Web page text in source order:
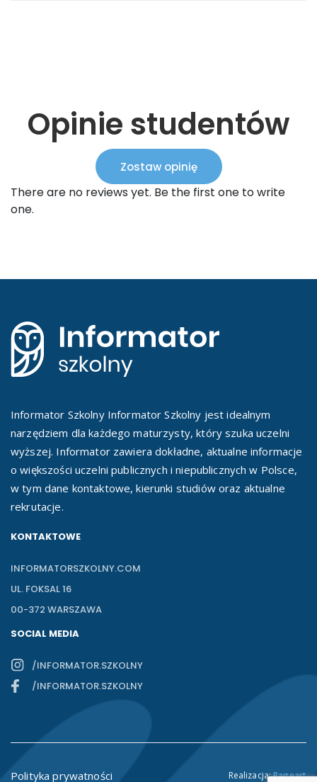
Opinie studentów
Zostaw opinię
There are no reviews yet. Be the first one to write
one.
Informator Szkolny Informator Szkolny jest idealnym
narzędziem dla każdego maturzysty, który szuka uczelni
wyższej. Informator zawiera dokładne, aktualne informacje
o większości uczelni publicznych i niepublicznych w Polsce,
w tym dane kontaktowe, kierunki studiów oraz aktualne
rekrutacje.
KONTAKTOWE
INFORMATORSZKOLNY.COM
UL. FOKSAL 16
00-372 WARSZAWA
SOCIAL MEDIA
/INFORMATOR.SZKOLNY
/INFORMATOR.SZKOLNY
Realizacja:Pageart
Polityka prywatności